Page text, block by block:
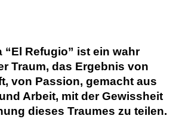
“El Refugio” ist ein wahr
Traum, das Ergebnis von
von Passion, gemacht aus
Arbeit, mit der Gewissheit
dieses Traumes zu teilen.